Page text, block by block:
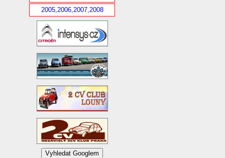
2005,2006,2007,2008